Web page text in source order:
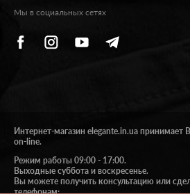
Мы в социальных сетях
Интернет-магазин elegante.in.ua принимает
on-line.
Режим работы 09:00 - 17:00.
Выходные суббота и воскресенье.
Вы можете получить консультацию или
телефонам: